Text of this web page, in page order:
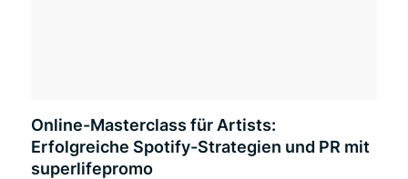
Online-Masterclass für Artists:
Erfolgreiche Spotify-Strategien und PR mit
superlifepromo